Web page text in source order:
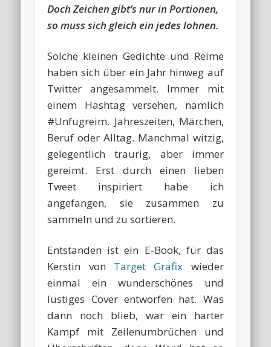
Doch Zeichen gibt’s nur in Portionen,
so muss sich gleich ein jedes lohnen.
Solche kleinen Gedichte und Reime
haben sich über ein Jahr hinweg auf
Twitter angesammelt. Immer mit
einem Hashtag versehen, nämlich
#Unfugreim. Jahreszeiten, Märchen,
Beruf oder Alltag. Manchmal witzig,
gelegentlich traurig, aber immer
gereimt. Erst durch einen lieben
Tweet inspiriert habe ich
angefangen, sie zusammen zu
sammeln und zu sortieren.
Entstanden ist ein E-Book, für das
Kerstin von Target Grafix wieder
einmal ein wunderschönes und
lustiges Cover entworfen hat. Was
dann noch blieb, war ein harter
Kampf mit Zeilenumbrüchen und